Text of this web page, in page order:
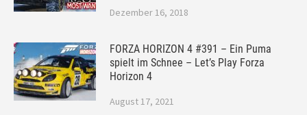
Dezember 16, 2018
FORZA HORIZON 4 #391 – Ein Puma
spielt im Schnee – Let’s Play Forza
Horizon 4
August 17, 2021